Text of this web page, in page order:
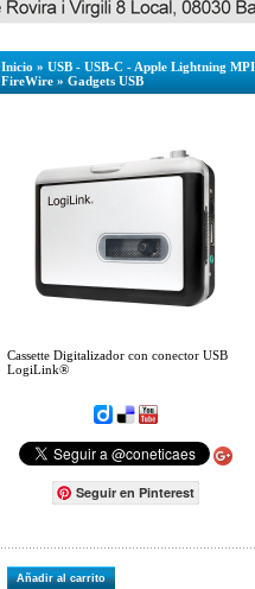
Inicio » USB - USB-C - Apple Lightning
FireWire » Gadgets USB
Cassette Digitalizador con conector USB
LogiLink®
Seguir en Pinterest
Añadir al carrito